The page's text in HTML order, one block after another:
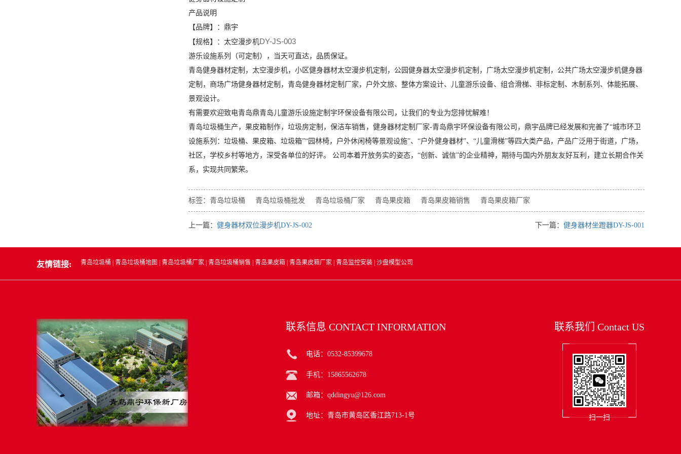
产品说明
【品牌】：鼎宇
【规格】：太空漫步机DY-JS-003
游乐设施系列（可定制），当天可直达，品质保证。
青岛健身器材定制，太空漫步机，小区健身器材太空漫步机定制，公园健身器太空漫步机定制，广场太空漫步机定制，公共广场太空漫步机健身器
定制，商场广场健身器材定制，青岛健身器材定制厂家，户外文旅、整体方案设计、儿童游乐设备、组合滑梯、非标定制、木制系列、体能拓展、
景观设计。
有需要欢迎致电青岛鼎青岛儿童游乐设施定制宇环保设备有限公司，让我们的专业为您排忧解难！
青岛垃圾桶生产，果皮箱制作，垃圾房定制，保洁车销售，健身器材定制厂家-青岛鼎宇环保设备有限公司，鼎宇品牌已经发展和完善了“城市环卫
设施系列：垃圾桶、果皮箱、垃圾箱”“园林椅，户外休闲椅等景观设施”、“户外健身器材”、“儿童滑梯”等四大类产品，产品广泛用于街道，广场，
社区，学校乡村等地方，深受各单位的好评。 公司本着开放务实的姿态，“创新、诚信”的企业精神，期待与国内外朋友友好互利，建立长期合作关
系，实现共同繁荣。
标签： 青岛垃圾桶 青岛垃圾桶批发 青岛垃圾桶厂家 青岛果皮箱 青岛果皮箱销售 青岛果皮箱厂家
上一篇： 健身器材双位漫步机DY-JS-002 下一篇： 健身器材坐蹬器DY-JS-001
友情链接: 青岛垃圾桶 青岛垃圾桶地图 青岛垃圾桶厂家 青岛垃圾桶销售 青岛果皮箱 青岛果皮箱厂家 青岛监控安装 沙盘模型公司
联系我们 Contact US
扫一扫
联系信息 CONTACT INFORMATION
电话：0532-85399678
手机：15865562678
邮箱：qddingyu@126.com
地址：青岛市黄岛区香江路713-1号